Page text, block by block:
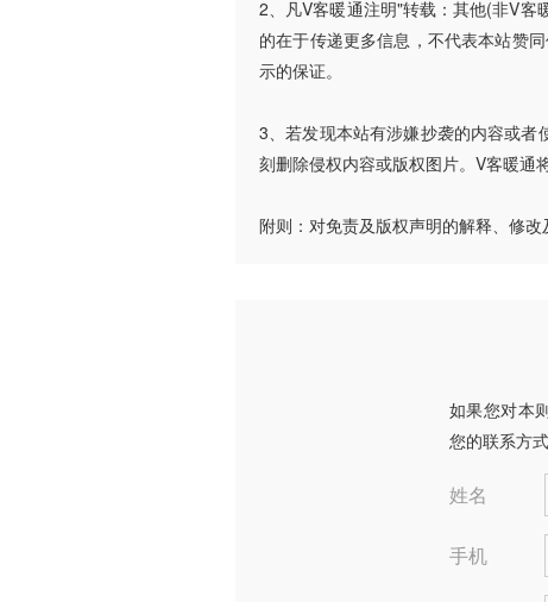
2、凡V客暖通注明"转载：其他(非V客
的在于传递更多信息，不代表本站赞
示的保证。
3、若发现本站有涉嫌抄袭的内容或
刻删除侵权内容或版权图片。V客暖通
附则：对免责及版权声明的解释、修改